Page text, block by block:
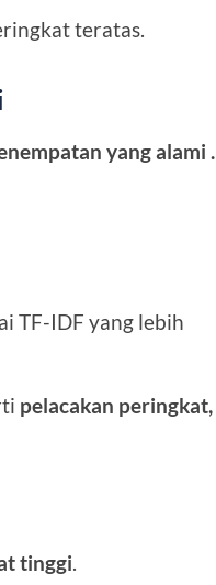
teratas.
yang alami .
TF-IDF yang lebih
pelacakan peringkat,
tinggi.